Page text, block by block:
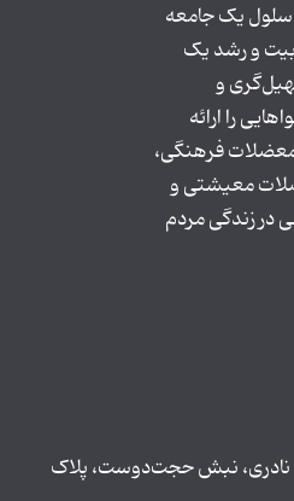
سلول یک جامعه
و رشد یک
و
را ارائه
فرهنگی،
معیشتی و
زندگی مردم
نادری، نبش حجت‌دوست، پلاک